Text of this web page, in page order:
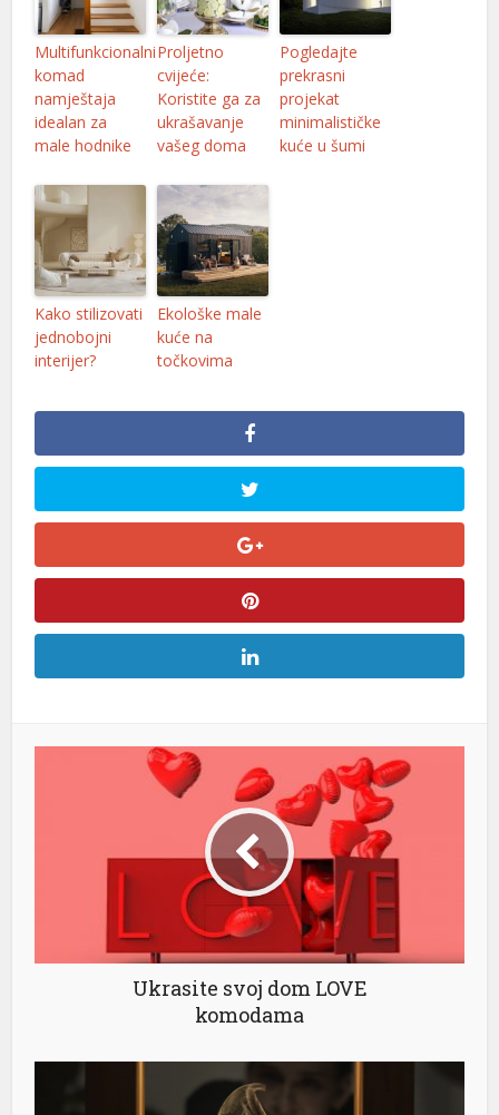
Multifunkcionalni
komad
namještaja
idealan za
male hodnike
Proljetno
cvijeće:
Koristite ga za
ukrašavanje
vašeg doma
Pogledajte
prekrasni
projekat
minimalističke
kuće u šumi
Kako stilizovati
jednobojni
interijer?
Ekološke male
kuće na
točkovima
Ukrasite svoj dom LOVE
komodama